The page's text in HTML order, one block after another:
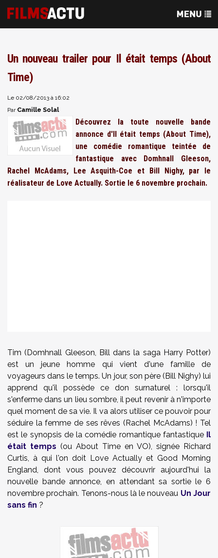
Un nouveau trailer pour Il était temps (About
Time)
Le 02/08/2013 à 16:02
Par Camille Solal
Découvrez la toute nouvelle bande
annonce d'Il était temps (About Time),
une comédie romantique teintée de
fantastique avec Domhnall Gleeson,
Rachel McAdams, Lee Asquith-Coe et Bill Nighy, par le
réalisateur de Love Actually. Sortie le 6 novembre prochain.
Tim (Domhnall Gleeson, Bill dans la saga Harry Potter)
est un jeune homme qui vient d'une famille de
voyageurs dans le temps. Un jour, son père (Bill Nighy) lui
apprend qu'il possède ce don surnaturel : lorsqu'il
s'enferme dans un lieu sombre, il peut revenir à n'importe
quel moment de sa vie. Il va alors utiliser ce pouvoir pour
séduire la femme de ses rêves (Rachel McAdams) ! Tel
est le synopsis de la comédie romantique fantastiqueIl
était temps (ou About Time en VO), signée Richard
Curtis, à qui l'on doit Love Actually et Good Morning
England, dont vous pouvez découvrir aujourd'hui la
nouvelle bande annonce, en attendant sa sortie le 6
novembre prochain. Tenons-nous là le nouveau Un Jour
sans fin ?